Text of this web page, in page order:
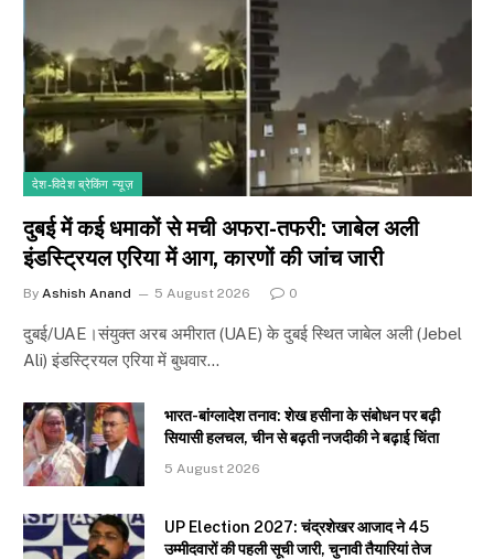
देश-विदेश ब्रेकिंग न्यूज़
दुबई में कई धमाकों से मची अफरा-तफरी: जाबेल अली
इंडस्ट्रियल एरिया में आग, कारणों की जांच जारी
By Ashish Anand 5 August 2026 0
दुबई/UAE।संयुक्त अरब अमीरात (UAE) के दुबई स्थित जाबेल अली (Jebel
Ali) इंडस्ट्रियल एरिया में बुधवार…
भारत-बांग्लादेश तनाव: शेख हसीना के संबोधन पर बढ़ी
सियासी हलचल, चीन से बढ़ती नजदीकी ने बढ़ाई चिंता
5 August 2026
UP Election 2027: चंद्रशेखर आजाद ने 45
उम्मीदवारों की पहली सूची जारी, चुनावी तैयारियां तेज